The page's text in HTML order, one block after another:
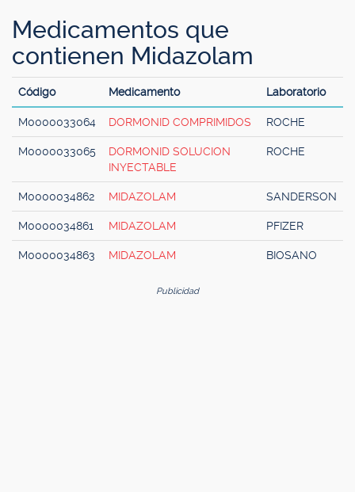
Medicamentos que
contienen Midazolam
Código Medicamento Laboratorio
M0000033064 DORMONID COMPRIMIDOS ROCHE
M0000033065
DORMONID SOLUCION
INYECTABLE
ROCHE
M0000034862 MIDAZOLAM SANDERSON
M0000034861 MIDAZOLAM PFIZER
M0000034863 MIDAZOLAM BIOSANO
Publicidad